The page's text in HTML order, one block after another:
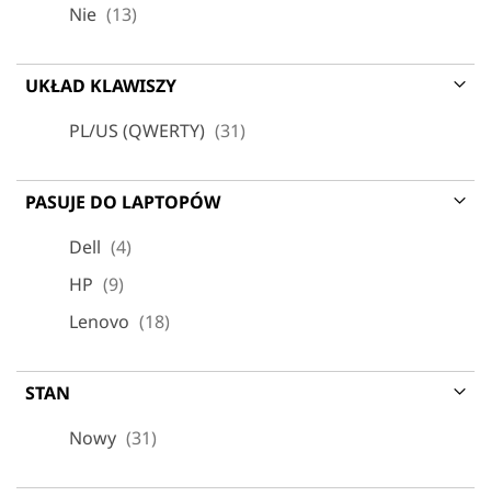
Nie
13produkt
UKŁAD KLAWISZY
PL/US (QWERTY)
31produkt
PASUJE DO LAPTOPÓW
Dell
4produkt
HP
9produkt
Lenovo
18produkt
STAN
Nowy
31produkt